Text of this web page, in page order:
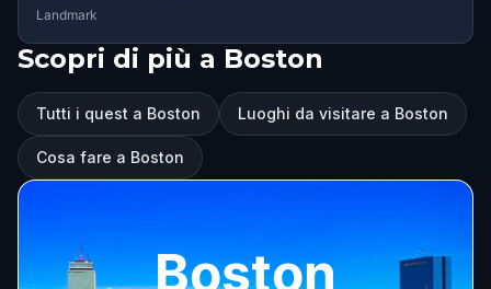
Landmark
Scopri di più a Boston
Tutti i quest a Boston Luoghi da visitare a Boston
Cosa fare a Boston
Boston